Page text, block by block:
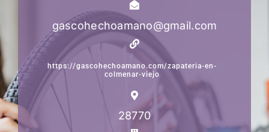
gascohechoamano@gmail.com
https://gascohechoamano.com/zapateria-en-
colmenar-viejo
28770